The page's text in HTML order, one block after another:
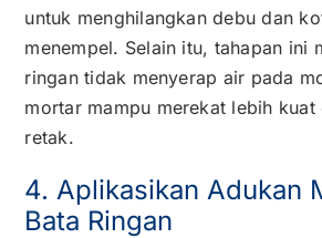
untuk menghilangkan debu dan
menempel. Selain itu, tahapan ini
ringan tidak menyerap air pada
mortar mampu merekat lebih
retak.
4. Aplikasikan Adukan
Bata Ringan